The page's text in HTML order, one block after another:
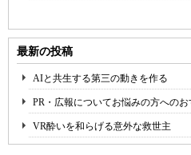
最新の投稿
AIと共生する第三の動きを作る
PR・広報についてお悩みの方への
VR酔いを和らげる意外な救世主